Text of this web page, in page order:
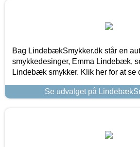
Bag LindebækSmykker.dk står en
smykkedesinger, Emma Lindebæk,
Lindebæk smykker. Klik her for at se
Se udvalget på